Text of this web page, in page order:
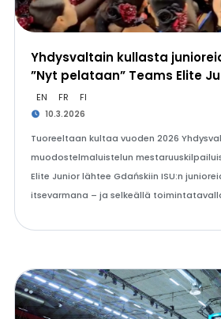
Yhdysvaltain kullasta
”Nyt pelataan” Teams Elite
EN FR FI
10.3.2026
Tuoreeltaan kultaa vuoden 2026
muodostelmaluistelun
Elite Junior lähtee Gdańskiin ISU:n
itsevarmana – ja selkeällä